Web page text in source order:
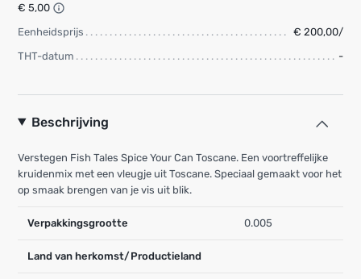
€ 5,00
Eenheidsprijs
€ 200,00/
THT-datum
-
Beschrijving
Verstegen Fish Tales Spice Your Can Toscane. Een voortreffelijke
kruidenmix met een vleugje uit Toscane. Speciaal gemaakt voor het
op smaak brengen van je vis uit blik.
Verpakkingsgrootte 0.005
Land van herkomst/Productieland